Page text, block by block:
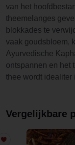
van het
theemelanges
blokkades te
vaak goudsbloem,
Ayurvedische
ontspannen en het
thee wordt idealiter
Vergelijkbare